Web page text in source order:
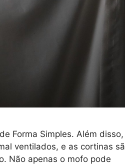
Forma Simples. Além disso,
ventilados, e as cortinas
Não apenas o mofo pode